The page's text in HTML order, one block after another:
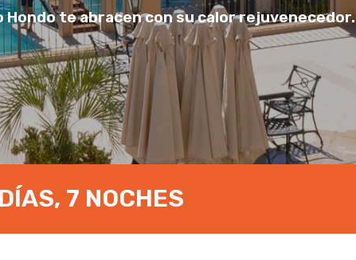
Hondo te abracen con su calor rejuvenecedor.
7 NOCHES